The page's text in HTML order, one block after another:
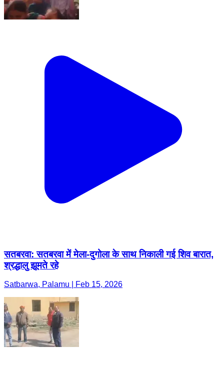
सतबरवा: सतबरवा में मेला-दुगोला के साथ निकाली गई शिव बारात,
श्रद्धालु झूमते रहे
Satbarwa, Palamu | Feb 15, 2026